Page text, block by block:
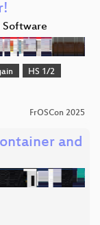
Software
HS 1/2
FrOSCon 2025
and